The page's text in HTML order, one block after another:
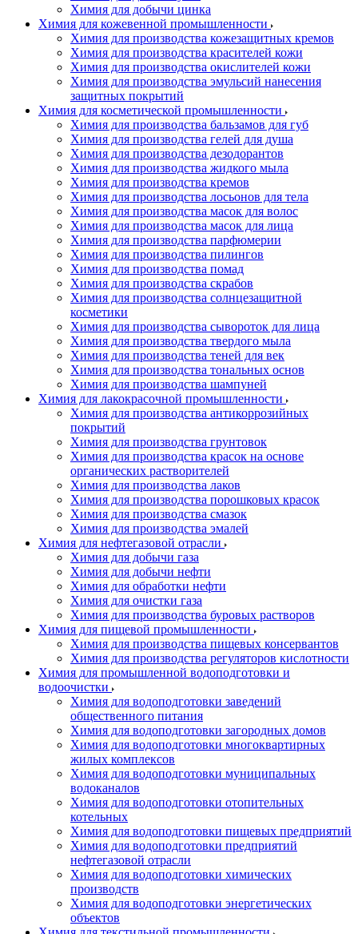
Химия для добычи цинка
Химия для кожевенной промышленности
Химия для производства кожезащитных кремов
Химия для производства красителей кожи
Химия для производства окислителей кожи
Химия для производства эмульсий нанесения
защитных покрытий
Химия для косметической промышленности
Химия для производства бальзамов для губ
Химия для производства гелей для душа
Химия для производства дезодорантов
Химия для производства жидкого мыла
Химия для производства кремов
Химия для производства лосьонов для тела
Химия для производства масок для волос
Химия для производства масок для лица
Химия для производства парфюмерии
Химия для производства пилингов
Химия для производства помад
Химия для производства скрабов
Химия для производства солнцезащитной
косметики
Химия для производства сывороток для лица
Химия для производства твердого мыла
Химия для производства теней для век
Химия для производства тональных основ
Химия для производства шампуней
Химия для лакокрасочной промышленности
Химия для производства антикоррозийных
покрытий
Химия для производства грунтовок
Химия для производства красок на основе
органических растворителей
Химия для производства лаков
Химия для производства порошковых красок
Химия для производства смазок
Химия для производства эмалей
Химия для нефтегазовой отрасли
Химия для добычи газа
Химия для добычи нефти
Химия для обработки нефти
Химия для очистки газа
Химия для производства буровых растворов
Химия для пищевой промышленности
Химия для производства пищевых консервантов
Химия для производства регуляторов кислотности
Химия для промышленной водоподготовки и
водоочистки
Химия для водоподготовки заведений
общественного питания
Химия для водоподготовки загородных домов
Химия для водоподготовки многоквартирных
жилых комплексов
Химия для водоподготовки муниципальных
водоканалов
Химия для водоподготовки отопительных
котельных
Химия для водоподготовки пищевых предприятий
Химия для водоподготовки предприятий
нефтегазовой отрасли
Химия для водоподготовки химических
производств
Химия для водоподготовки энергетических
объектов